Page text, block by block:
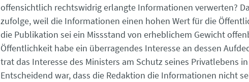
offensichtlich rechtswidrig erlangte Informationen verwerten?
zufolge, weil die Informationen einen hohen Wert für die
die Publikation sei ein Missstand von erheblichem Gewicht
Öffentlichkeit habe ein überragendes Interesse an dessen
trat das Interesse des Ministers am Schutz seines Privatlebens
Entscheidend war, dass die Redaktion die Informationen nicht